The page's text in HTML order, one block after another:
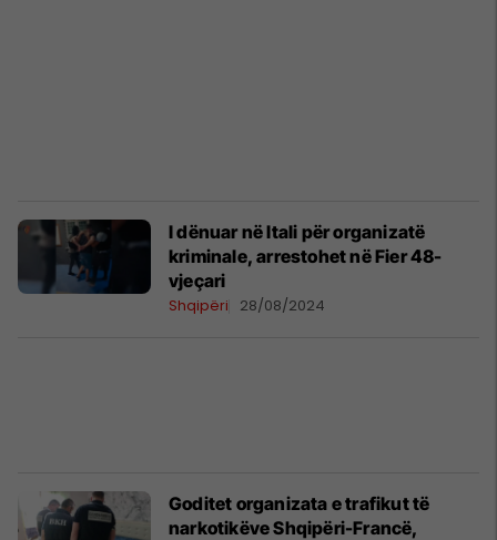
I dënuar në Itali për organizatë
kriminale, arrestohet në Fier 48-
vjeçari
Shqipëri 28/08/2024
Goditet organizata e trafikut të
narkotikëve Shqipëri-Francë,